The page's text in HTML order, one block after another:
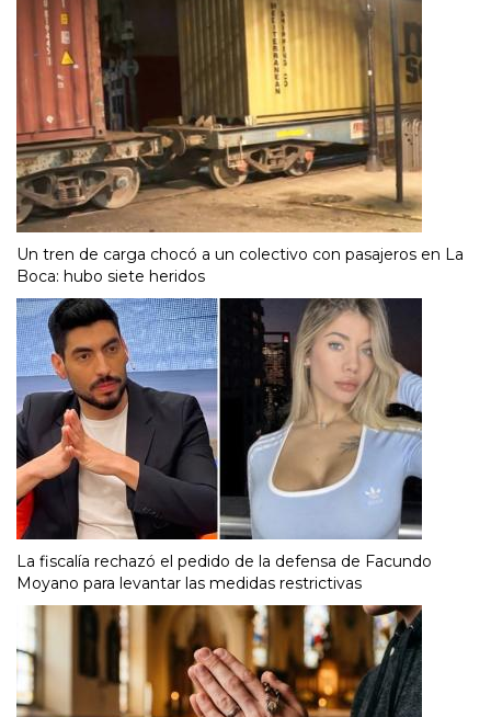
Un tren de carga chocó a un colectivo con pasajeros en La
Boca: hubo siete heridos
La fiscalía rechazó el pedido de la defensa de Facundo
Moyano para levantar las medidas restrictivas